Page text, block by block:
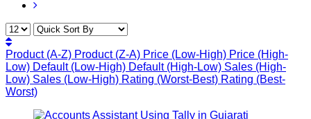
Product (A-Z) Product (Z-A) Price (Low-High) Price (High-
Low) Default (Low-High) Default (High-Low) Sales (High-
Low) Sales (Low-High) Rating (Worst-Best) Rating (Best-
Worst)